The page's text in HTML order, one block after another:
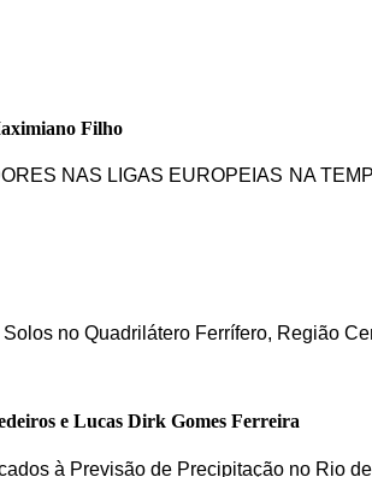
Filho
NAS LIGAS EUROPEIAS NA
no Quadrilátero Ferrífero, Região
e Lucas Dirk Gomes Ferreira
à Previsão de Precipitação no Rio